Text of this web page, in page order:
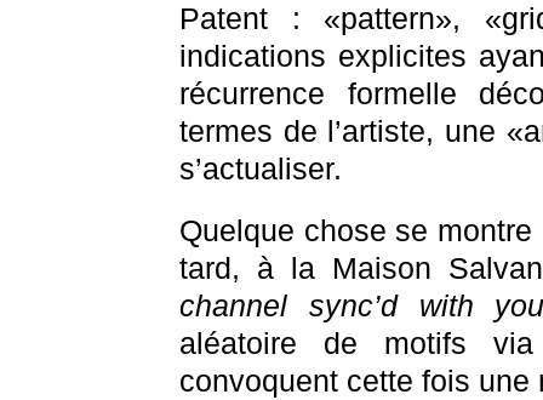
Patent : «pattern»,
indications explicites
récurrence formelle
termes de l’artiste, une
s’actualiser.
Quelque chose se montre
tard, à la Maison
channel sync’d with
aléatoire de motifs
convoquent cette fois